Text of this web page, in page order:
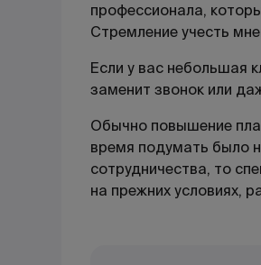
профессионала,
Стремление учесть
Если у вас небольшая
заменит звонок или
Обычно повышение
время подумать было
сотрудничества, то
на прежних условиях,